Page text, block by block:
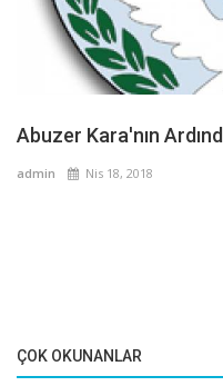
Abuzer Kara'nın
admin Nis 18, 2018
ÇOK OKUNANLAR